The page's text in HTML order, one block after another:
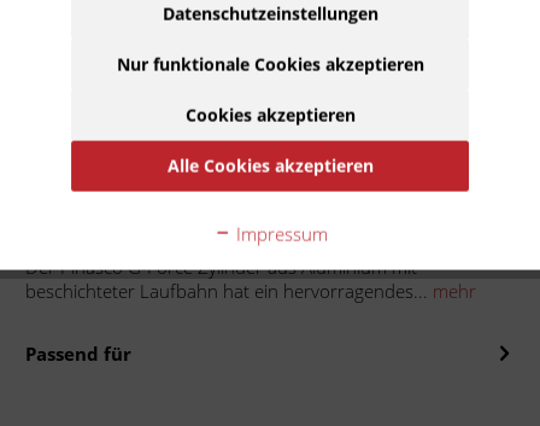
Lieferzeit ca. 1 Werktag
Warenkorb
Der Pinasco G-Force Zylinder aus Aluminium mit
beschichteter Laufbahn hat ein hervorragendes... mehr
Passend für
Datenschutzeinstellungen
Nur funktionale Cookies akzeptieren
Cookies akzeptieren
Alle Cookies akzeptieren
Impressum